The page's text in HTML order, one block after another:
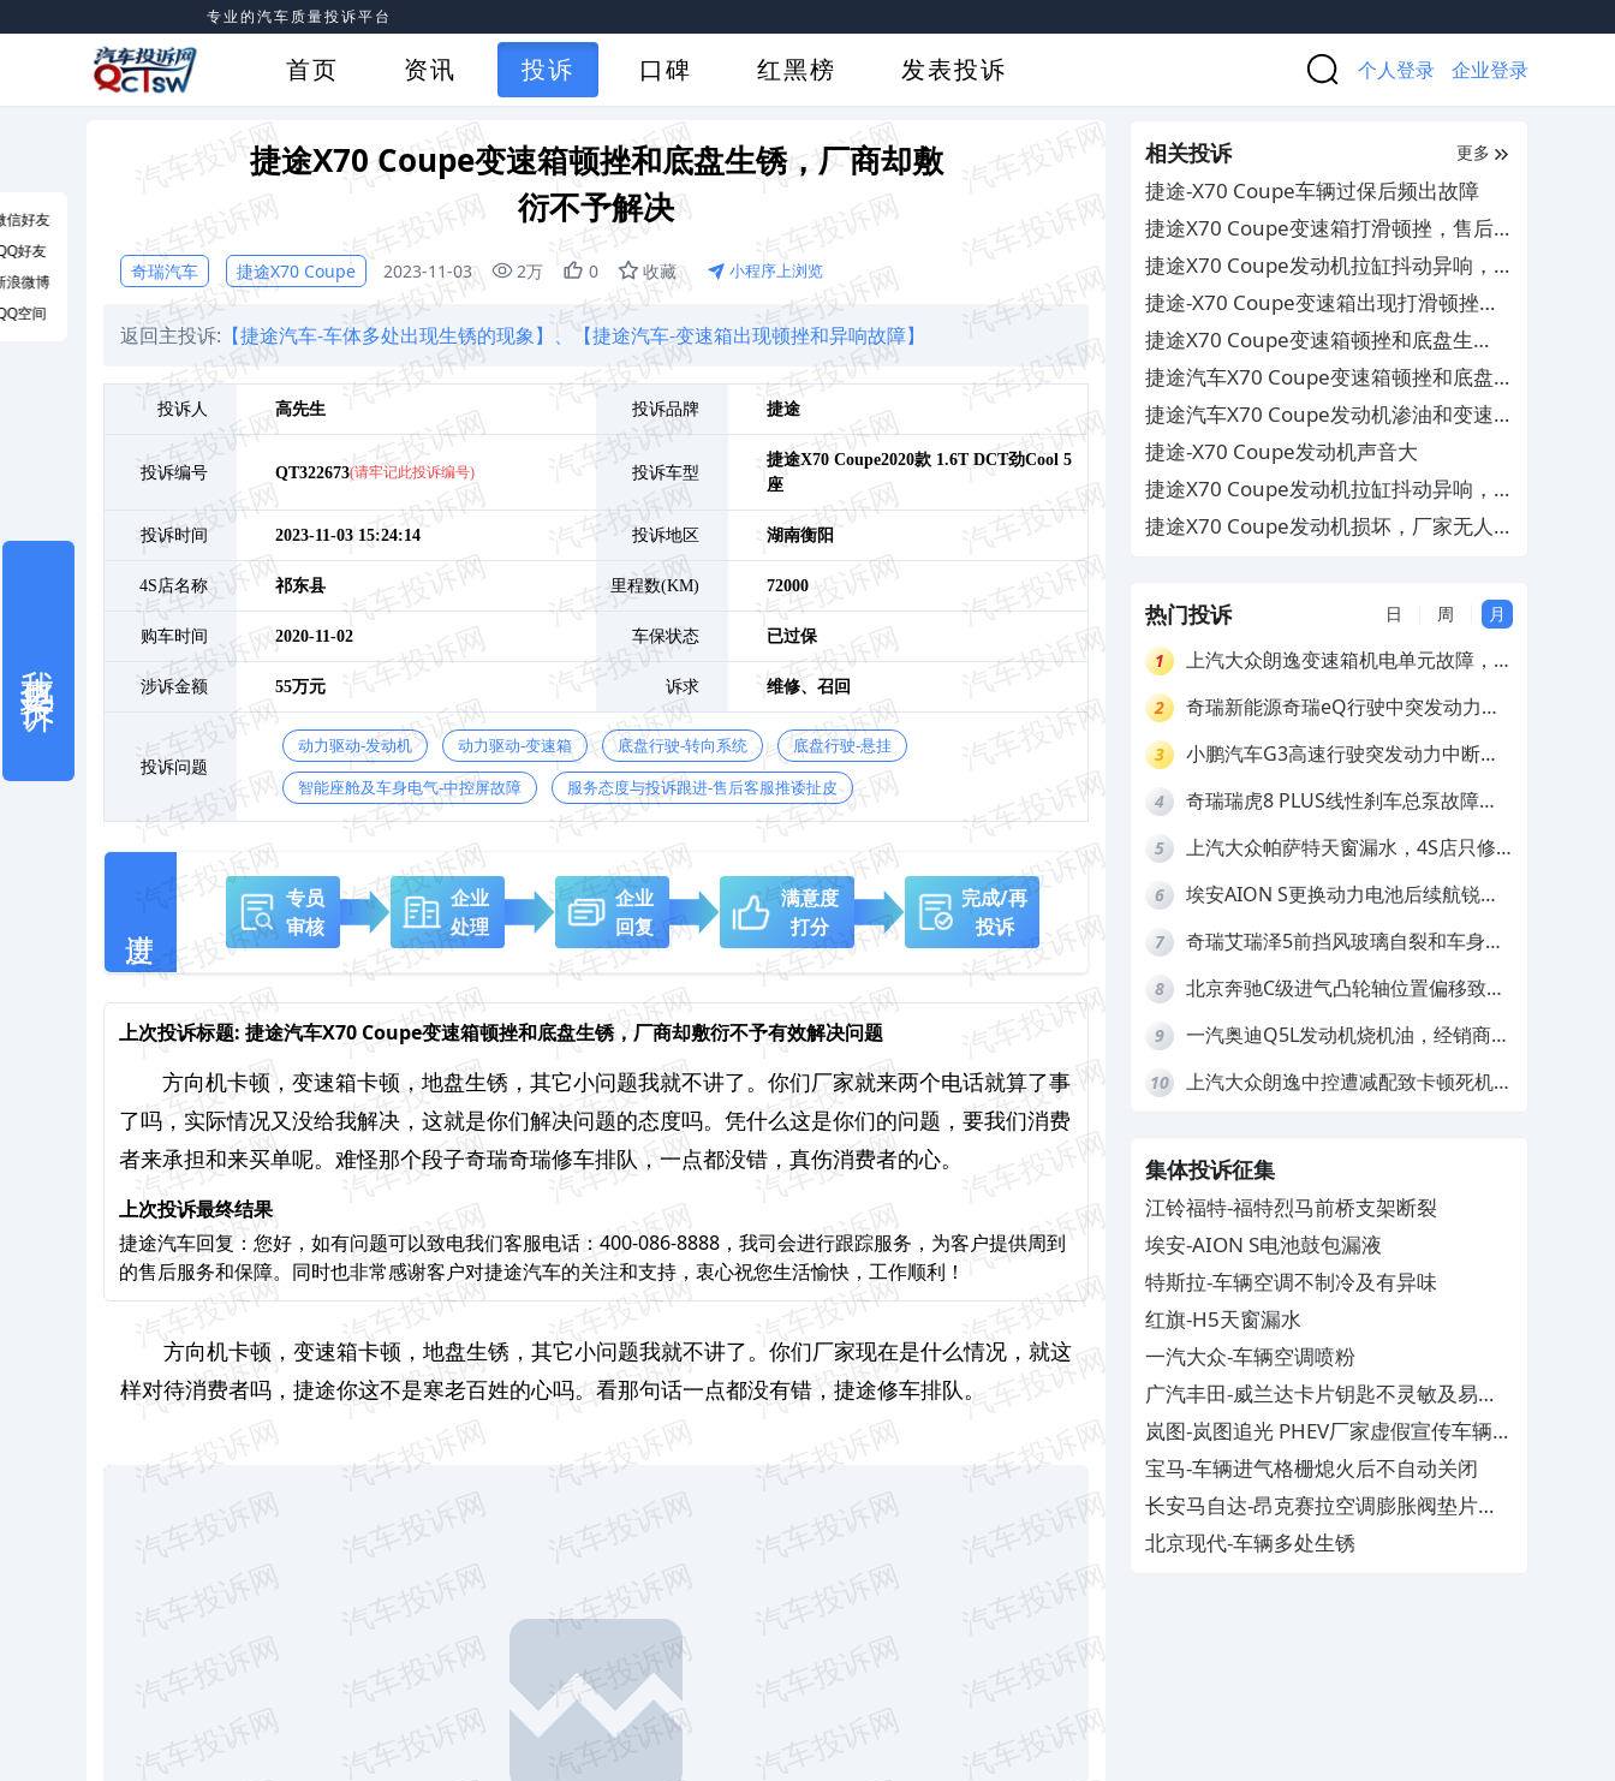
专业的汽车质量投诉平台
首页 资讯 投诉 口碑 红黑榜 发表投诉 个人登录 企业登录
捷途X70 Coupe变速箱顿挫和底盘生锈，厂商却敷
衍不予解决
奇瑞汽车 捷途X70 Coupe 2023-11-03 2万 0 收藏 小程序上浏览
返回主投诉: 【捷途汽车-车体多处出现生锈的现象】、 【捷途汽车-变速箱出现顿挫和异响故障】
投诉人 高先生 投诉品牌 捷途
投诉编号 QT322673(请牢记此投诉编号) 投诉车型
捷途X70 Coupe2020款 1.6T DCT劲Cool 5
座
投诉时间 2023-11-03 15:24:14 投诉地区 湖南衡阳
4S店名称 祁东县 里程数(KM) 72000
购车时间 2020-11-02 车保状态 已过保
涉诉金额 55万元 诉求 维修、 召回
投诉问题
动力驱动-发动机 动力驱动-变速箱 底盘行驶-转向系统 底盘行驶-悬挂
智能座舱及车身电气-中控屏故障 服务态度与投诉跟进-售后客服推诿扯皮
专员
审核
企业
处理
企业
回复
满意度
打分
完成/再
投诉
上次投诉标题: 捷途汽车X70 Coupe变速箱顿挫和底盘生锈，厂商却敷衍不予有效解决问题
方向机卡顿，变速箱卡顿，地盘生锈，其它小问题我就不讲了。你们厂家就来两个电话就算了事
了吗，实际情况又没给我解决，这就是你们解决问题的态度吗。凭什么这是你们的问题，要我们消费
者来承担和来买单呢。难怪那个段子奇瑞奇瑞修车排队，一点都没错，真伤消费者的心。
上次投诉最终结果
捷途汽车回复：您好，如有问题可以致电我们客服电话：400-086-8888，我司会进行跟踪服务，为客户提供周到
的售后服务和保障。同时也非常感谢客户对捷途汽车的关注和支持，衷心祝您生活愉快，工作顺利！
方向机卡顿，变速箱卡顿，地盘生锈，其它小问题我就不讲了。你们厂家现在是什么情况，就这
样对待消费者吗，捷途你这不是寒老百姓的心吗。看那句话一点都没有错，捷途修车排队。
相关投诉 更多
捷途-X70 Coupe车辆过保后频出故障
捷途X70 Coupe变速箱打滑顿挫，售后
推诿需自费维修
捷途X70 Coupe发动机拉缸抖动异响，
4S店迟迟不给解决方案
捷途-X70 Coupe变速箱出现打滑顿挫和
换档延迟的情况
捷途X70 Coupe变速箱顿挫和底盘生
锈，厂商却敷衍不予解决
捷途汽车X70 Coupe变速箱顿挫和底盘
生锈，厂商却敷衍不予有效解决问题
捷途汽车X70 Coupe发动机渗油和变速
箱顿挫，4S店无法给予有效维修
捷途-X70 Coupe发动机声音大
捷途X70 Coupe发动机拉缸抖动异响，
4S店迟迟不给解决方案
捷途X70 Coupe发动机损坏，厂家无人
热门投诉 日 周 月
1
上汽大众朗逸变速箱机电单元故障，厂
2
奇瑞新能源奇瑞eQ行驶中突发动力受
拒绝三电质保
3
小鹏汽车G3高速行驶突发动力中断，
4
奇瑞瑞虎8 PLUS线性刹车总泵故障，
5
上汽大众帕萨特天窗漏水，4S店只修
6
埃安AION S更换动力电池后续航锐
7
奇瑞艾瑞泽5前挡风玻璃自裂和车身多
8
北京奔驰C级进气凸轮轴位置偏移致发
9
一汽奥迪Q5L发动机烧机油，经销商推
10
上汽大众朗逸中控遭减配致卡顿死机，
集体投诉征集
江铃福特-福特烈马前桥支架断裂
埃安-AION S电池鼓包漏液
特斯拉-车辆空调不制冷及有异味
红旗-H5天窗漏水
一汽大众-车辆空调喷粉
广汽丰田-威兰达卡片钥匙不灵敏及易消
磁
岚图-岚图追光 PHEV厂家虚假宣传车辆配
置与功能
宝马-车辆进气格栅熄火后不自动关闭
长安马自达-昂克赛拉空调膨胀阀垫片生
锈
北京现代-车辆多处生锈
信好友
好友
浪微博
空间